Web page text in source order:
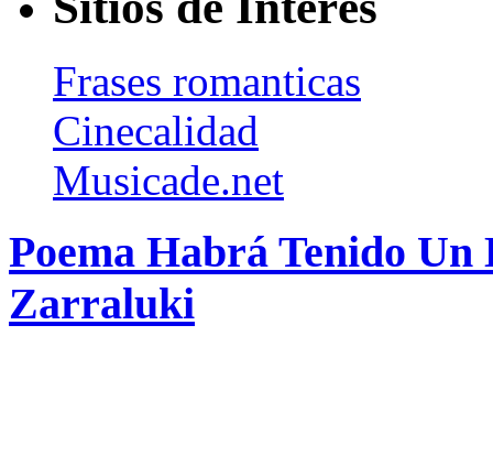
Frases romanticas
Cinecalidad
Musicade.net
Poema Habrá Tenido
Zarraluki